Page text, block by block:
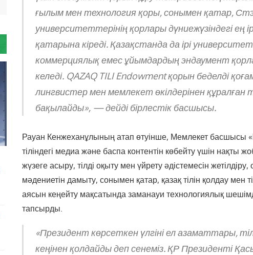
ғылым мен технология қоры, сонымен қатар,
университеттерінің қорлары дүниежүзіндегі ең
қатарына кіреді. Қазақстанда да ірі
коммерциялық емес ұйымдардың эндаумент
келеді. QAZAQ TILI Endowment қорын беделді
лингвистер мен мемлекет өкілдерінен құралған
бақылайды», — дейді бірлестік басшысы.
Рауан Кенжеханұлының атап өтуінше, Мемлекет басшысы
тіліндегі медиа және баспа контентін көбейту үшін нақты
жүзеге асыру, тілді оқыту мен үйрету әдістемесін
мәдениетін дамыту, сонымен қатар, қазақ тілін қолдау мен
аясын кеңейту мақсатында заманауи технологиялық
тапсырды.
«Президент көрсеткен үлгіні ел азаматтары,
кеңінен қолдайды деп сенеміз. ҚР Президенті